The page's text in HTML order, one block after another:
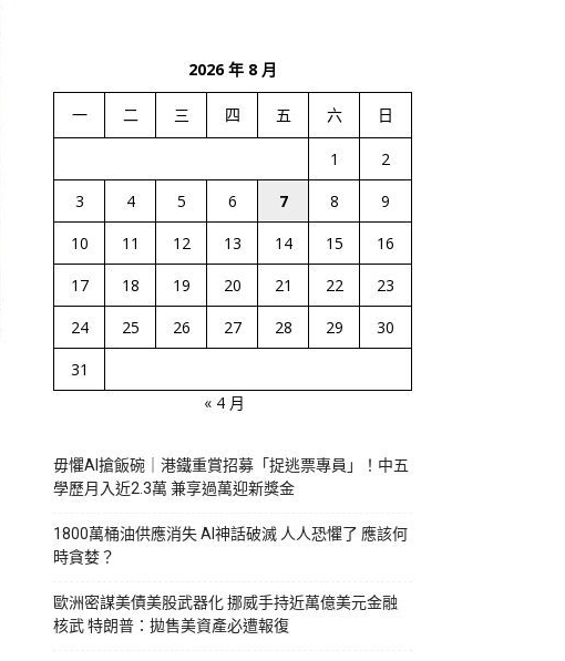
2026 年 8 月
一 二 三 四 五 六 日
1
2
3
4 5 6 7 8
9
10
11 12 13 14 15
16
17
18 19 20 21 22
23
24
25 26 27 28 29
30
31
« 4 月
毋懼AI搶飯碗｜港鐵重賞招募「捉逃票專員」！中五
學歷月入近2.3萬 兼享過萬迎新獎金
1800萬桶油供應消失 AI神話破滅 人人恐懼了 應該何
時貪婪？
歐洲密謀美債美股武器化 挪威手持近萬億美元金融
核武 特朗普：拋售美資產必遭報復